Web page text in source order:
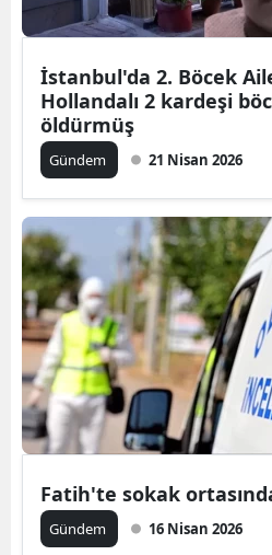
İstanbul'da 2. Böcek
Hollandalı 2 kardeşi
öldürmüş
Gündem 21 Nisan 2026
Fatih'te sokak
Gündem 16 Nisan 2026